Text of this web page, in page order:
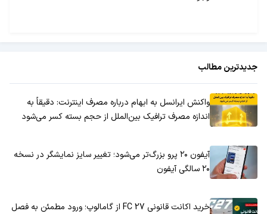
جدیدترین مطالب
واکنش ایرانسل به ابهام درباره مصرف اینترنت: دقیقاً به
اندازه مصرف ترافیک بین‌الملل از حجم بسته کسر می‌شود
آیفون ۲۰ پرو بزرگ‌تر می‌شود؛ تغییر سایز نمایشگر در نسخه
۲۰ سالگی آیفون
خرید اکانت قانونی FC 27 از گامالوپ؛ ورود مطمئن به فصل